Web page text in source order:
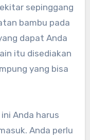
sepinggang
bambu pada
dapat Anda
itu disediakan
yang bisa
Anda harus
Anda perlu